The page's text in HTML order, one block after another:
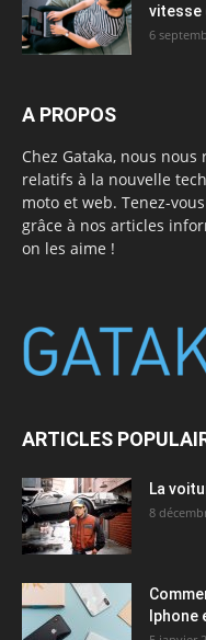
vitesse
6
A PROPOS
Chez Gataka, nous
relatifs à la nouvelle
moto et web. Tenez-
grâce à nos articles
on les aime !
ARTICLES
La
8
Iphone